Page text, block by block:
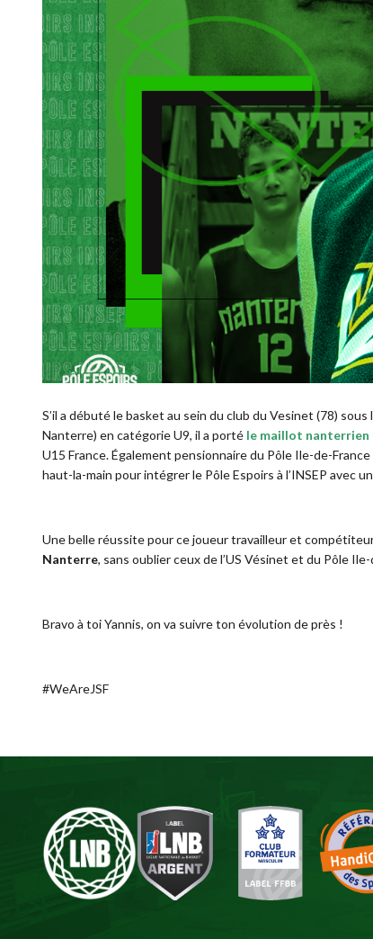
S’il a débuté le basket au sein du club du Vesinet (78)
Nanterre) en catégorie U9, il a porté le maillot nanterrien
U15 France. Également pensionnaire du Pôle Ile-de-
haut-la-main pour intégrer le Pôle Espoirs à l’INSEP avec
Une belle réussite pour ce joueur travailleur et
Nanterre, sans oublier ceux de l’US Vésinet et du Pôle
Bravo à toi Yannis, on va suivre ton évolution de près !
#WeAreJSF